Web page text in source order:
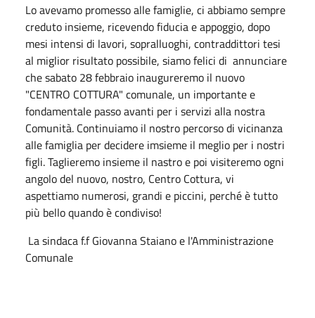
Lo avevamo promesso alle famiglie, ci abbiamo sempre
creduto insieme, ricevendo fiducia e appoggio, dopo
mesi intensi di lavori, sopralluoghi, contraddittori tesi
al miglior risultato possibile, siamo felici di annunciare
che sabato 28 febbraio inaugureremo il nuovo
"CENTRO COTTURA" comunale, un importante e
fondamentale passo avanti per i servizi alla nostra
Comunità. Continuiamo il nostro percorso di vicinanza
alle famiglia per decidere imsieme il meglio per i nostri
figli. Taglieremo insieme il nastro e poi visiteremo ogni
angolo del nuovo, nostro, Centro Cottura, vi
aspettiamo numerosi, grandi e piccini, perché è tutto
più bello quando è condiviso!
La sindaca f.f Giovanna Staiano e l'Amministrazione
Comunale